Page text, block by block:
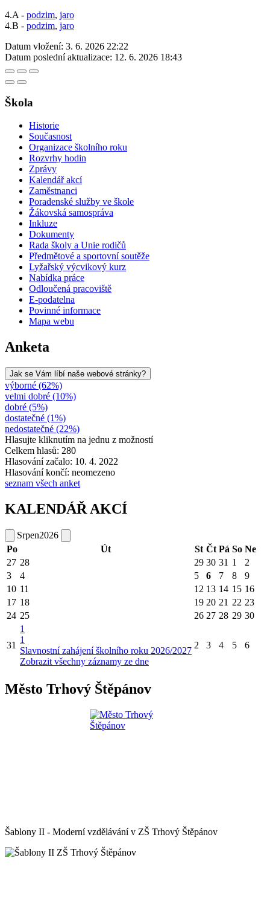
4.A - podzim, jaro
4.B - podzim, jaro
Datum vložení: 3. 6. 2026 22:22
Datum poslední aktualizace: 12. 6. 2026 18:43
Škola
Historie
Současnost
Organizace školního roku
Rozvrhy hodin
Zprávy
Kalendář akcí
Zaměstnanci
Poradenské služby ve škole
Žákovská samospráva
Inkluze
Dokumenty
Rada školy a Unie rodičů
Předmětové a sportovní soutěže
Lyžařský výcvikový kurz
Nabídka práce
Odloučená pracoviště
E-podatelna
Povinné informace
Mapa webu
Anketa
Jak se Vám líbí naše webové stránky?
výborné (62%)
velmi dobré (10%)
dobré (5%)
dostatečné (1%)
nedostatečné (22%)
Hlasujte kliknutím na jednu z možností
Celkem hlasů: 280
Hlasování začalo: 10. 4. 2022
Hlasování končí: neomezeno
seznam všech anket
KALENDÁŘ AKCÍ
Srpen2026
Po
Út St Čt Pá So Ne
27 28 29 30 31 1
2
3
4 5 6 7 8
9
10 11 12 13 14 15 16
17 18 19 20 21 22 23
24 25 26 27 28 29 30
31
1
1
Slavnostní zahájení školního roku 2026/2027
Zobrazit všechny záznamy ze dne
2 3 4 5 6
Město Trhový Štěpánov
Šablony II - Moderní vzdělávání v ZŠ Trhový Štěpánov